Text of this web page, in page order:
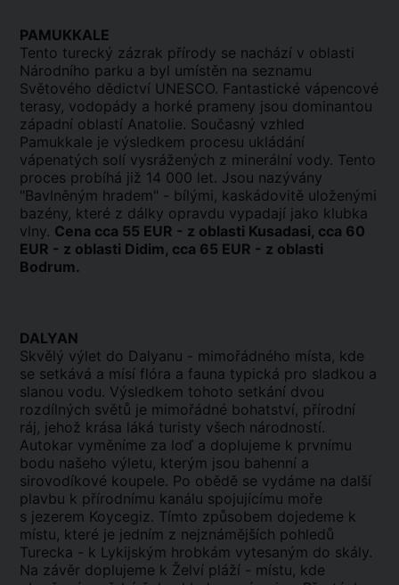
PAMUKKALE
Tento turecký zázrak přírody se nachází v oblasti
Národního parku a byl umístěn na seznamu
Světového dědictví UNESCO. Fantastické vápencové
terasy, vodopády a horké prameny jsou dominantou
západní oblastí Anatolie. Současný vzhled
Pamukkale je výsledkem procesu ukládání
vápenatých solí vysrážených z minerální vody. Tento
proces probíhá již 14 000 let. Jsou nazývány
"Bavlněným hradem" - bílými, kaskádovitě uloženými
bazény, které z dálky opravdu vypadají jako klubka
vlny. Cena cca 55 EUR - z oblasti Kusadasi, cca 60
EUR - z oblasti Didim, cca 65 EUR - z oblasti
Bodrum.
DALYAN
Skvělý výlet do Dalyanu - mimořádného místa, kde
se setkává a mísí flóra a fauna typická pro sladkou a
slanou vodu. Výsledkem tohoto setkání dvou
rozdílných světů je mimořádné bohatství, přírodní
ráj, jehož krása láká turisty všech národností.
Autokar vyměníme za loď a doplujeme k prvnímu
bodu našeho výletu, kterým jsou bahenní a
sirovodíkové koupele. Po obědě se vydáme na další
plavbu k přírodnímu kanálu spojujícímu moře
s jezerem Koycegiz. Tímto způsobem dojedeme k
místu, které je jedním z nejznámějších pohledů
Turecka - k Lykijským hrobkám vytesaným do skály.
Na závěr doplujeme k Želví pláží - místu, kde